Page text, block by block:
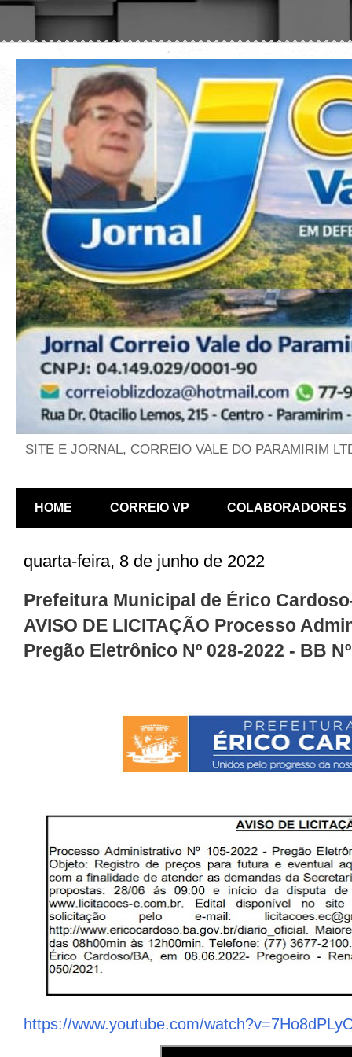
SITE E JORNAL, CORREIO VALE DO PARAMIRIM
HOME CORREIO VP COLABORADORES
quarta-feira, 8 de junho de 2022
Prefeitura Municipal de Érico
AVISO DE LICITAÇÃO Processo
Pregão Eletrônico Nº 028-2022 - BB
https://www.youtube.com/